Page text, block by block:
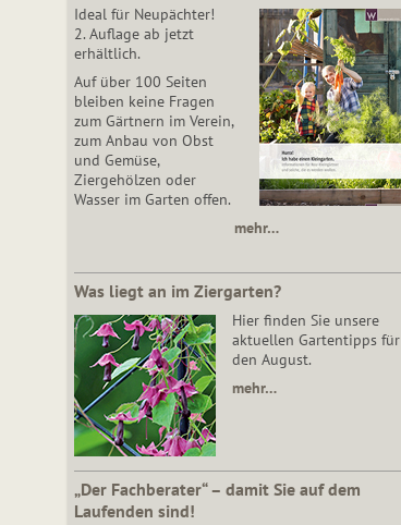
Ideal für Neupächter!
2. Auflage ab jetzt
erhältlich.
Auf über 100 Seiten
bleiben keine Fragen
zum Gärtnern im Verein,
zum Anbau von Obst
und Gemüse,
Ziergehölzen oder
Wasser im Garten offen.
mehr…
Was liegt an im Ziergarten?
Hier finden Sie unsere
aktuellen Gartentipps für
den August.
mehr…
„Der Fachberater“ – damit Sie auf dem
Laufenden sind!